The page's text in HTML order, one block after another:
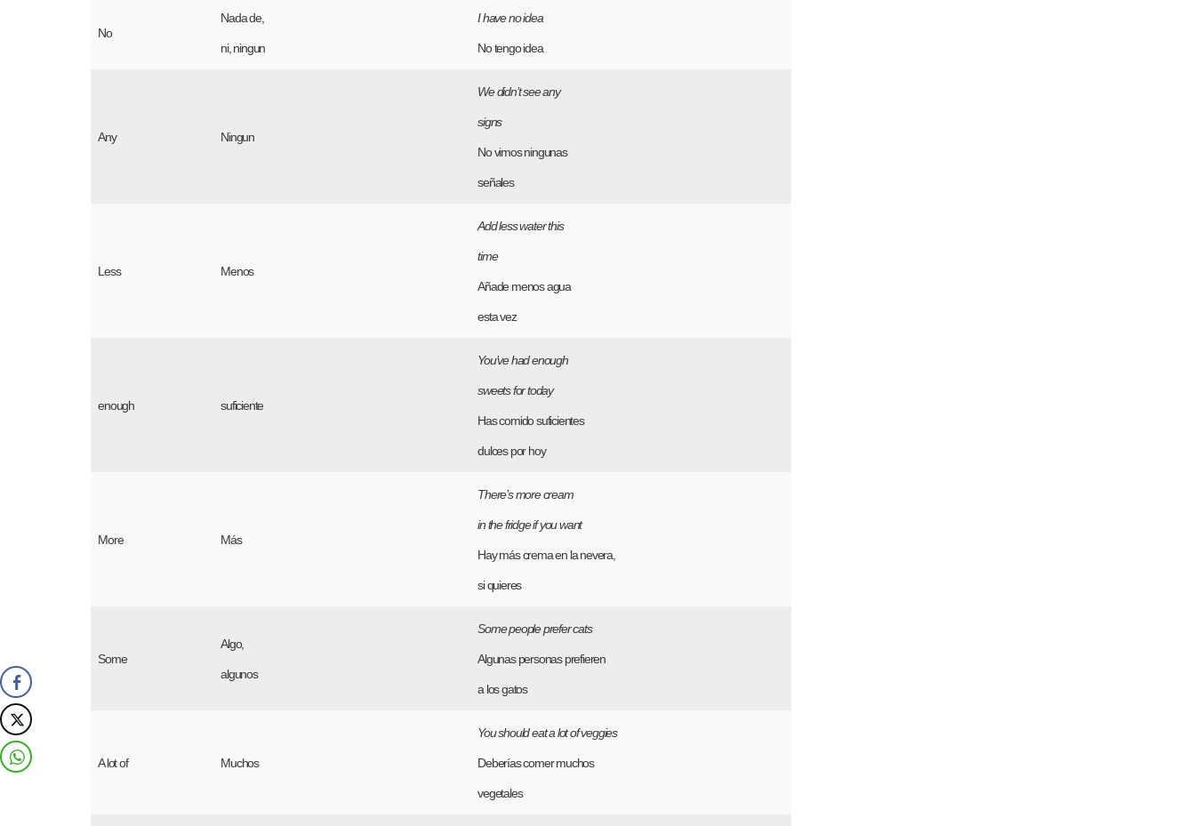
No
Nada de,
ni, ningun
I have no idea
No tengo idea
Any Ningun
We didn’t see any
signs
No vimos ningunas
señales
Less Menos
Add less water this
time
Añade menos agua
esta vez
enough suficiente
You’ve had enough
sweets for today
Has comido suficientes
dulces por hoy
More Más
There’s more cream
in the fridge if you want
Hay más crema en la nevera,
si quieres
Some
Algo,
algunos
Some people prefer cats
Algunas personas prefieren
a los gatos
A lot of Muchos
You should eat a lot of veggies
Deberías comer muchos
vegetales